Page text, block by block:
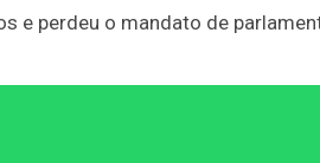
e perdeu o mandato de